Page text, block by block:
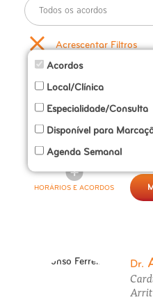
Todos os acordos
Acrescentar Filtros
Acordos
Local/Clínica
Especialidade/Consulta
Disponível para
Agenda Semanal
HORÁRIOS E ACORDOS
Dr.